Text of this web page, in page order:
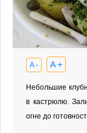
A - A +
Небольшие
в кастрюлю.
огне до